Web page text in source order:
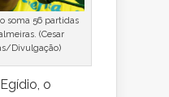
soma 56 partidas
(Cesar
Divulgação)
o